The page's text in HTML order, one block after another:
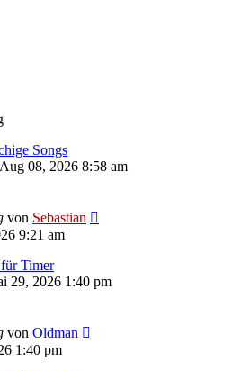
Songs
08, 2026 8:58 am
von Sebastian
9:21 am
Timer
29, 2026 1:40 pm
von Oldman
1:40 pm